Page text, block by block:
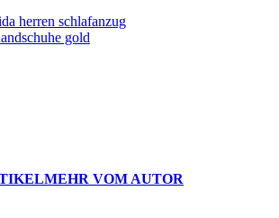
herren schlafanzug
gold
MEHR VOM AUTOR